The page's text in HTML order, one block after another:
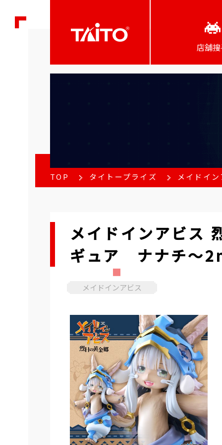
店舖
TOP タイトープライズ メイドイ
メイドインアビ
ギュア ナナチ～
メイドインアビス